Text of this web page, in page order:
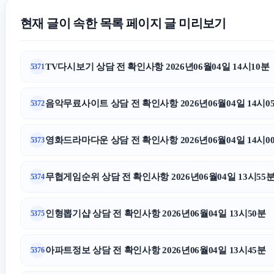
현재 글이 속한 목록 페이지 글 미리보기
5371 TV다시보기 상담 전 확인사항 2026년06월04일 14시10분
5372음악무료사이트 상담 전 확인사항 2026년06월04일 14시
5373영화드라마다운 상담 전 확인사항 2026년06월04일 14시
5374무협게임순위 상담 전 확인사항 2026년06월04일 13시55
5375인형뽑기샵 상담 전 확인사항 2026년06월04일 13시50분
5376아파트정보 상담 전 확인사항 2026년06월04일 13시45분